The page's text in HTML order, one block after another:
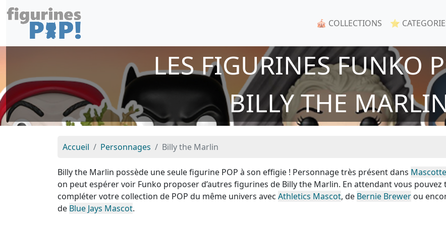
🎪 COLLECTIONS ⭐
LES FIGURINES FUNKO
BILLY THE
Accueil Personnages Billy the Marlin
Billy the Marlin possède une seule figurine POP à son effigie ! Personnage très présent dans
on peut espérer voir Funko proposer d’autres figurines de Billy the Marlin. En attendant vous pouvez
compléter votre collection de POP du même univers avec Athletics Mascot, de Bernie Brewer ou
de Blue Jays Mascot.